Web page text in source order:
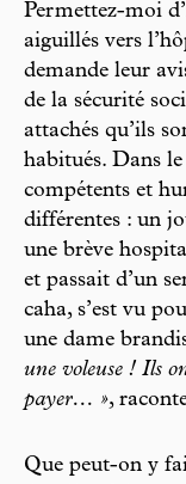
Permettez-moi
aiguillés vers
demande leur
de la sécurité
attachés qu’ils
habitués. Dans
compétents et
différentes : un
une brève
et passait d’un
caha, s’est vu
une dame
une voleuse ! Ils
payer… »,
Que peut-on y